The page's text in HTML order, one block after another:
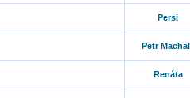
Persi
Petr
Renáta